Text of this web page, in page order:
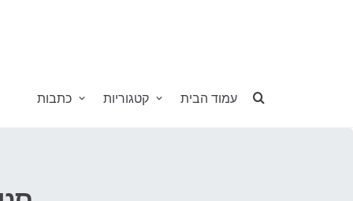
כתבות קטגוריות עמוד הבית